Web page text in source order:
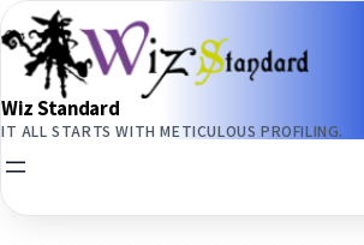
内
容
ス
キ
ッ
Wiz Standard
IT ALL STARTS WITH METICULOUS PROFILING.